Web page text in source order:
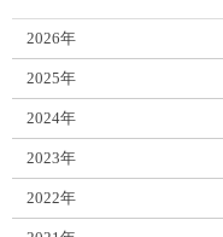
2026年
2025年
2024年
2023年
2022年